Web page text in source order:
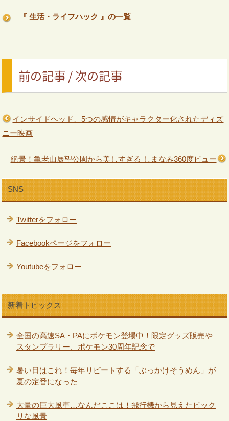
『 生活・ライフハック 』の一覧
前の記事 / 次の記事
インサイドヘッド、5つの感情がキャラクター化されたディズ
ニー映画
絶景！亀老山展望公園から美しすぎる しまなみ360度ビュー
SNS
Twitterをフォロー
Facebookページをフォロー
Youtubeをフォロー
新着トピックス
全国の高速SA・PAにポケモン登場中！限定グッズ販売や
スタンプラリー、ポケモン30周年記念で
暑い日はこれ！毎年リピートする「ぶっかけそうめん」が
夏の定番になった
大量の巨大風車…なんだここは！飛行機から見えたビック
リな風景